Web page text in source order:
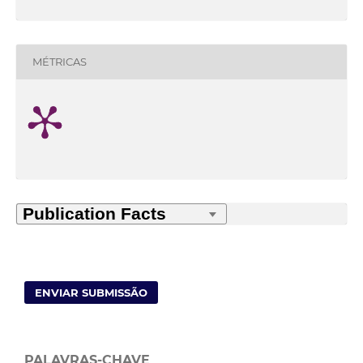
MÉTRICAS
ENVIAR SUBMISSÃO